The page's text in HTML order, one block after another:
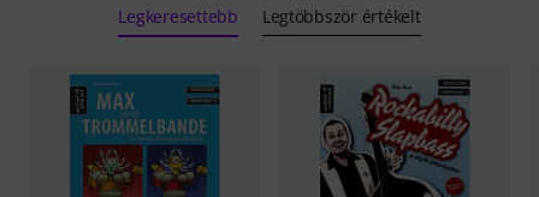
Legkeresettebb Legtöbbször értékelt